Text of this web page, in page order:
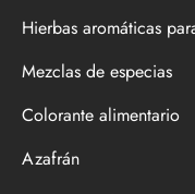
Hierbas aromáticas
Mezclas de especias
Colorante alimentario
Azafrán